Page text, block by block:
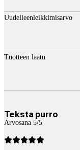
Uudelleenleikkimisarvo
Tuotteen laatu
Teksta purro
Arvosana 5/5